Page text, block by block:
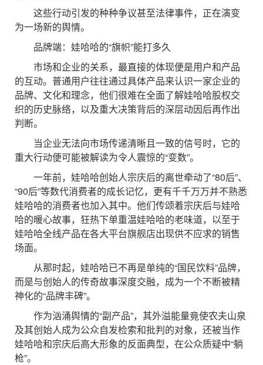
这些行动引发的种种争议甚至法律事件，正在演变
为一场新的舆情。
品牌端：娃哈哈的“旗帜”能打多久
市场和企业的关系，最直接的体现便是用户和产品
的互动。普通用户往往通过具体产品来认识一家企业的
品牌、文化和理念，他们很难在全面了解娃哈哈股权交
织的历史脉络，以及重大决策背后的深层动因后再作出
判断。
当企业无法向市场传递清晰且一致的信号时，它的
重大行动便可能被解读为令人震惊的“变数”。
一年前，娃哈哈创始人宗庆后的离世牵动了“80后”、
“90后”等数代消费者的成长记忆，更有千千万万并不熟悉
娃哈哈的消费者也加入其中。他们传颂着宗庆后与娃哈
哈的暖心故事，狂热下单重温娃哈哈的老味道，以至于
娃哈哈全线产品在各大平台旗舰店出现供不应求的销售
场面。
从那时起，娃哈哈已不再是单纯的“国民饮料”品牌，
而是与创始人的传奇故事深度交融，成为一个不断被精
神化的“品牌丰碑”。
作为汹涌舆情的“副产品”，其外溢能量竟使农夫山泉
及其创始人成为公众自发检索和批判的对象，还被当作
娃哈哈和宗庆后高大形象的反面典型，在公众质疑中“躺
枪”。